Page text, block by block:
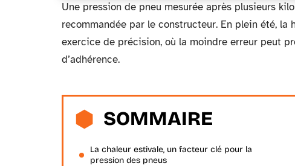
Une pression de pneu mesurée après plusieurs
recommandée par le constructeur. En plein été,
exercice de précision, où la moindre erreur peut
d’adhérence.
SOMMAIRE
La chaleur estivale, un facteur clé pour la
pression des pneus